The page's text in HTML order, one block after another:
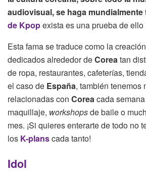
audiovisual, se haga mundialmente
de Kpopexista es una prueba de ello
Esta fama se traduce como la
dedicados alrededor deCoreatan
de ropa, restaurantes, cafeterías,
el caso de España, también tenemos
relacionadas con Coreacada
maquillaje, workshopsde baile o
mes. ¡Si quieres enterarte de todo no
los K-planscada tanto!
Idol